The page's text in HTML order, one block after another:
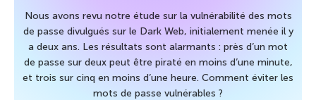
Nous avons revu notre étude sur la vulnérabilité des mots
de passe divulgués sur le Dark Web, initialement menée il y
a deux ans. Les résultats sont alarmants : près d’un mot
de passe sur deux peut être piraté en moins d’une minute,
et trois sur cinq en moins d’une heure. Comment éviter les
mots de passe vulnérables ?